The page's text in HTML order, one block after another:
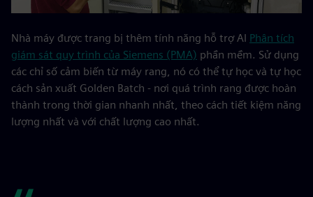
Nhà máy được trang bị thêm tính năng hỗ trợ AI Phân tích
giám sát quy trình của Siemens (PMA) phần mềm. Sử dụng
các chỉ số cảm biến từ máy rang, nó có thể tự học và tự học
cách sản xuất Golden Batch - nơi quá trình rang được hoàn
thành trong thời gian nhanh nhất, theo cách tiết kiệm năng
lượng nhất và với chất lượng cao nhất.